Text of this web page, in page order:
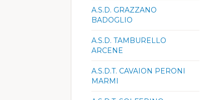
A.S.D. GRAZZANO
BADOGLIO
A.S.D. TAMBURELLO
ARCENE
A.S.D.T. CAVAION PERONI
MARMI